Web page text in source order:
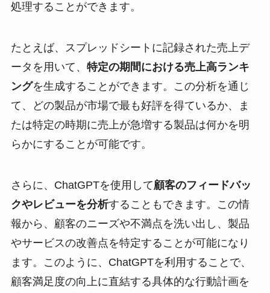
処理することができます。
たとえば、スプレッドシートに記録された売上デ
ータを用いて、 特定の期間における売上高ランキ
ングを生成することができます。この分析を通じ
て、どの製品が市場で最も好評を得ているか、ま
たは特定の時期に売上が急増する製品は何かを明
らかにすることが可能です。
さらに、ChatGPTを使用して顧客のフィードバッ
クやレビューを分析することもできます。この情
報から、顧客のニーズや不満点を洗い出し、製品
やサービスの改善点を特定することが可能になり
ます。このように、ChatGPTを利用することで、
顧客満足度の向上に直結する具体的な行動計画を